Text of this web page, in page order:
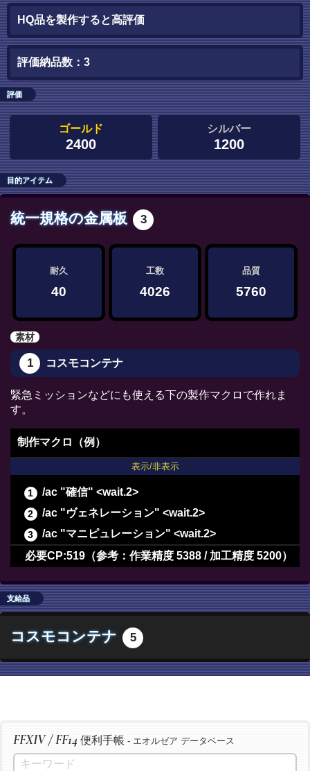
HQ品を製作すると高評価
評価納品数：3
評価
ゴールド
2400
シルバー
1200
目的アイテム
統一規格の金属板 3
耐久
40
工数
4026
品質
5760
素材
1 コスモコンテナ
緊急ミッションなどにも使える下の製作マクロで作れま
す。
制作マクロ（例）
表示/非表示
/ac "確信" <wait.2>
/ac "ヴェネレーション" <wait.2>
/ac "マニピュレーション" <wait.2>
/ac "長期倹約" <wait.2>
/ac "下地作業" <wait.3>
/ac "イノベーション" <wait.2>
/ac "洗練加工" <wait.3>
/ac "加工" <wait.3>
/ac "洗練加工" <wait.3>
必要CP:519（参考：作業精度 5388 / 加工精度 5200）
支給品
コスモコンテナ 5
FFXIV / FF14 便利手帳 - エオルゼア データベース